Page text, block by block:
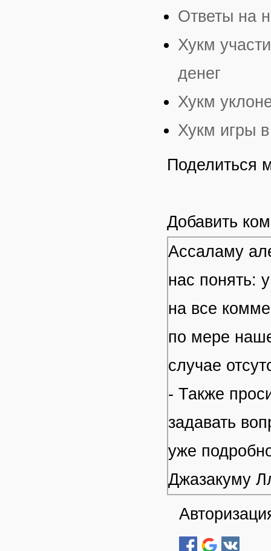
Ответы на
Хукм
денег
Хукм
Хукм игры
Поделиться
Добавить
Ассаламу
нас понять:
на все
по мере
случае
- Также
задавать
уже
Джазакуму